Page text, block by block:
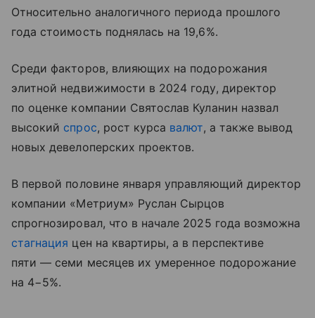
Относительно аналогичного периода прошлого
года стоимость поднялась на 19,6%.
Среди факторов, влияющих на подорожания
элитной недвижимости в 2024 году, директор
по оценке компании Святослав Куланин назвал
высокий спрос, рост курса валют, а также вывод
новых девелоперских проектов.
В первой половине января управляющий директор
компании «Метриум» Руслан Сырцов
спрогнозировал, что в начале 2025 года возможна
стагнация цен на квартиры, а в перспективе
пяти — семи месяцев их умеренное подорожание
на 4−5%.